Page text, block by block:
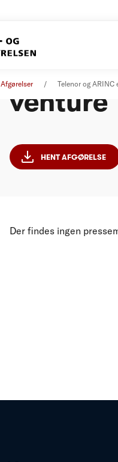
Afgørelser Telenor og ARINC
venture
HENT AFGØRELSE
Der findes ingen